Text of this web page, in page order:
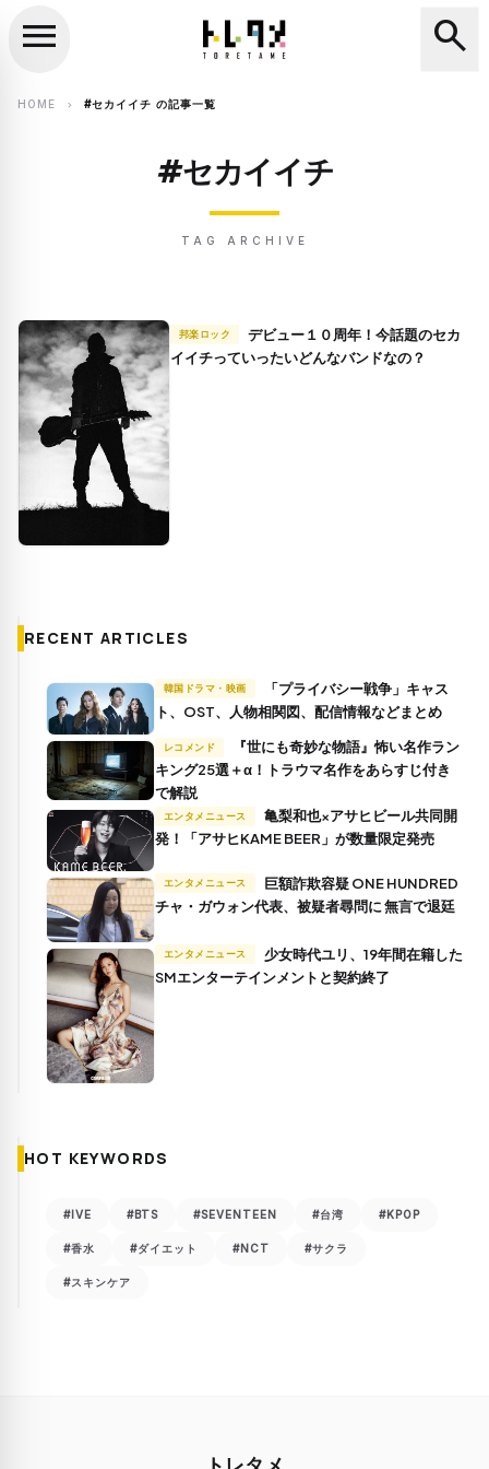
search
menu search
HOME chevron_right #セカイイチ の記事一覧
#セカイイチ
TAG ARCHIVE
邦楽ロック
デビュー１０周年！今話題のセカ
イイチっていったいどんなバンドなの？
RECENT ARTICLES
韓国ドラマ・映画
ト、OST、人物相関図、配信情報などまとめ
レコメンド
キング25選＋α！トラウマ名作をあらすじ付き
で解説
エンタメニュース
発！「アサヒKAME BEER」が数量限定発売
エンタメニュース
チャ・ガウォン代表、被疑者尋問に 無言で退廷
エンタメニュース
SMエンターテインメントと契約終了
HOT KEYWORDS
#IVE #BTS #SEVENTEEN #台湾 #KPOP
#香水 #ダイエット #NCT #サクラ
#スキンケア
トレタメ